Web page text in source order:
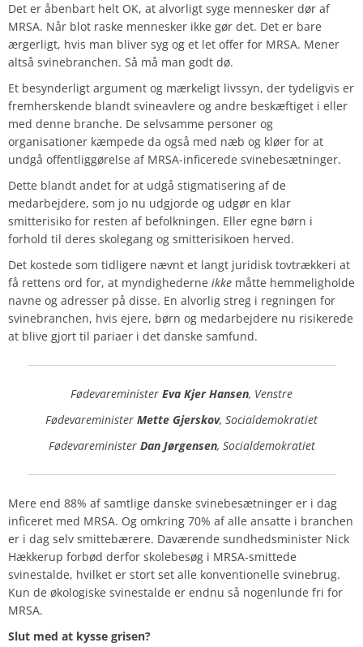
Det er åbenbart helt OK, at alvorligt syge mennesker dør af
MRSA. Når blot raske mennesker ikke gør det. Det er bare
ærgerligt, hvis man bliver syg og et let offer for MRSA. Mener
altså svinebranchen. Så må man godt dø.
Et besynderligt argument og mærkeligt livssyn, der tydeligvis er
fremherskende blandt svineavlere og andre beskæftiget i eller
med denne branche. De selvsamme personer og
organisationer kæmpede da også med næb og kløer for at
undgå offentliggørelse af MRSA-inficerede svinebesætninger.
Dette blandt andet for at udgå stigmatisering af de
medarbejdere, som jo nu udgjorde og udgør en klar
smitterisiko for resten af befolkningen. Eller egne børn i
forhold til deres skolegang og smitterisikoen herved.
Det kostede som tidligere nævnt et langt juridisk tovtrækkeri at
få rettens ord for, at myndighederne ikke måtte hemmeligholde
navne og adresser på disse. En alvorlig streg i regningen for
svinebranchen, hvis ejere, børn og medarbejdere nu risikerede
at blive gjort til pariaer i det danske samfund.
Fødevareminister Eva Kjer Hansen, Venstre
Fødevareminister Mette Gjerskov, Socialdemokratiet
Fødevareminister Dan Jørgensen, Socialdemokratiet
Mere end 88% af samtlige danske svinebesætninger er i dag
inficeret med MRSA. Og omkring 70% af alle ansatte i branchen
er i dag selv smittebærere. Daværende sundhedsminister Nick
Hækkerup forbød derfor skolebesøg i MRSA-smittede
svinestalde, hvilket er stort set alle konventionelle svinebrug.
Kun de økologiske svinestalde er endnu så nogenlunde fri for
MRSA.
Slut med at kysse grisen?